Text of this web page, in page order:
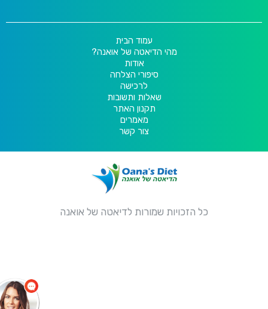
עמוד הבית
מהי הדיאטה של אואנה?
אודות
סיפורי הצלחה
לרכישה
שאלות ותשובות
תקנון האתר
מאמרים
צור קשר
כל הזכויות שמורות לדיאטה של אואנה